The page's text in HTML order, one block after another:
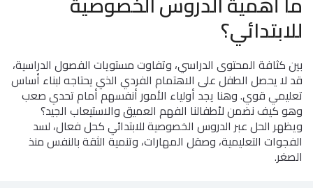
الاطفال
المدارس
English
من
نحن
الشروط
والأحكام
للابتدائي؟
بين كثافة المحتوى الدراسي، وتفاوت مستويات الفصول الدراسية،
قد لا يحصل الطفل على الاهتمام الفردي الذي يحتاجه لبناء أساس
تعليمي قوي. وهنا يجد أولياء الأمور أنفسهم أمام تحدي صعب
وهو كيف نضمن لأطفالنا الفهم العميق والاستيعاب الجيد؟
ويظهر الحل عبر الدروس الخصوصية للابتدائي كحل فعال، لسد
الفجوات التعليمية، وصقل المهارات، وتنمية الثقة بالنفس منذ
الصغر.